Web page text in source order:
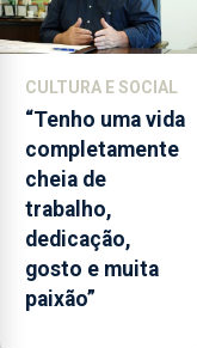
2026.
A
Flores
apresenta
um
“decréscimo
significativo”
da
CPUE
CULTURA E SOCIAL
“Tenho uma vida
completamente
cheia de
trabalho,
dedicação,
gosto e muita
paixão”